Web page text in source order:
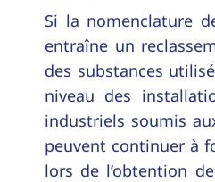
Si la nomenclature
entraîne un
des substances
niveau des
industriels soumis
peuvent continuer à
lors de l’obtention